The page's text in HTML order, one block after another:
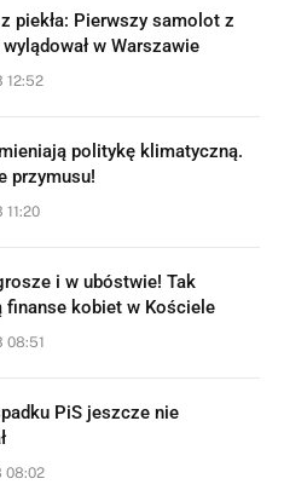
piekła: Pierwszy samolot z
w Warszawie
12:52
politykę klimatyczną.
przymusu!
i w ubóstwie! Tak
finanse kobiet w Kościele
08:51
PiS jeszcze nie
08:02